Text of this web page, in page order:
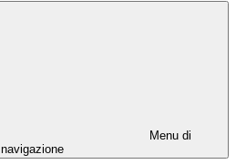
Menu di
navigazione